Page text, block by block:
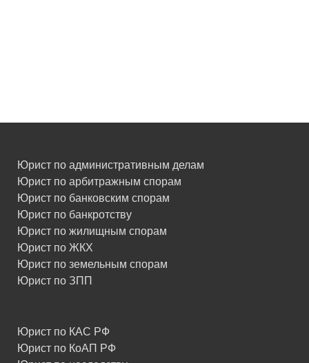
Юрист по административным делам
Юрист по арбитражным спорам
Юрист по банковским спорам
Юрист по банкротству
Юрист по жилищным спорам
Юрист по ЖКХ
Юрист по земельным спорам
Юрист по ЗПП
Юрист по КАС РФ
Юрист по КоАП РФ